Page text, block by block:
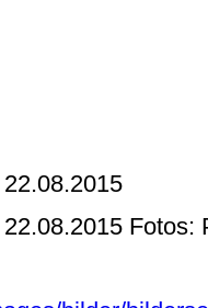
Fotos: